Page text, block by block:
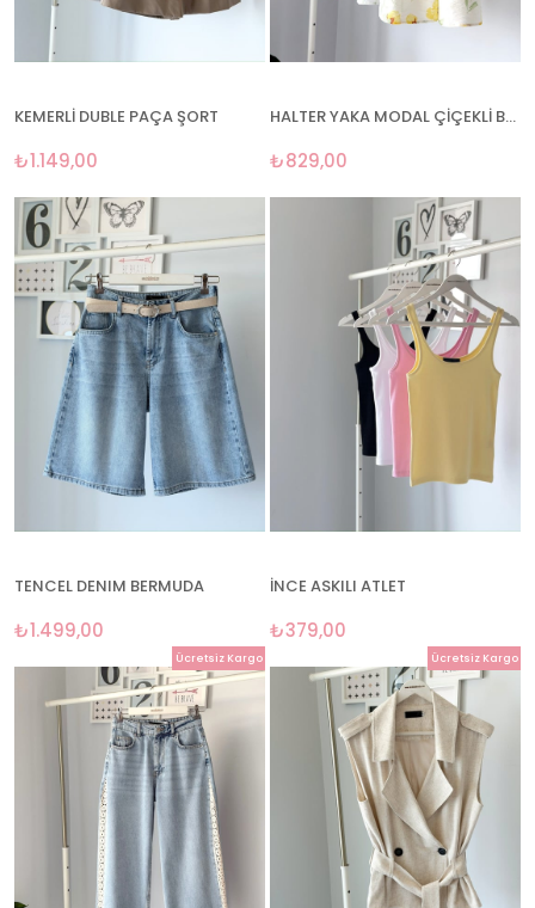
KEMERLİ DUBLE PAÇA ŞORT
₺1.149,00
HALTER YAKA MODAL ÇİÇEKLİ BLUZ
₺829,00
TENCEL DENIM BERMUDA
₺1.499,00
İNCE ASKILI ATLET
₺379,00
Ücretsiz Kargo Ücretsiz Kargo